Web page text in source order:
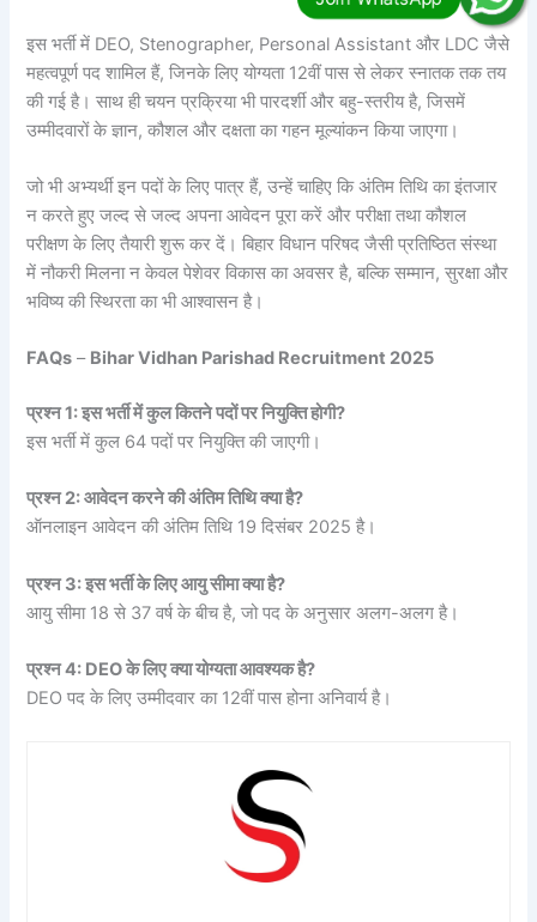
इस भर्ती में DEO, Stenographer, Personal Assistant और LDC जैसे
महत्वपूर्ण पद शामिल हैं, जिनके लिए योग्यता 12वीं पास से लेकर स्नातक तक तय
की गई है। साथ ही चयन प्रक्रिया भी पारदर्शी और बहु-स्तरीय है, जिसमें
उम्मीदवारों के ज्ञान, कौशल और दक्षता का गहन मूल्यांकन किया जाएगा।
जो भी अभ्यर्थी इन पदों के लिए पात्र हैं, उन्हें चाहिए कि अंतिम तिथि का इंतजार
न करते हुए जल्द से जल्द अपना आवेदन पूरा करें और परीक्षा तथा कौशल
परीक्षण के लिए तैयारी शुरू कर दें। बिहार विधान परिषद जैसी प्रतिष्ठित संस्था
में नौकरी मिलना न केवल पेशेवर विकास का अवसर है, बल्कि सम्मान, सुरक्षा और
भविष्य की स्थिरता का भी आश्वासन है।
FAQs – Bihar Vidhan Parishad Recruitment 2025
प्रश्न 1: इस भर्ती में कुल कितने पदों पर नियुक्ति होगी?
इस भर्ती में कुल 64 पदों पर नियुक्ति की जाएगी।
प्रश्न 2: आवेदन करने की अंतिम तिथि क्या है?
ऑनलाइन आवेदन की अंतिम तिथि 19 दिसंबर 2025 है।
प्रश्न 3: इस भर्ती के लिए आयु सीमा क्या है?
आयु सीमा 18 से 37 वर्ष के बीच है, जो पद के अनुसार अलग-अलग है।
प्रश्न 4: DEO के लिए क्या योग्यता आवश्यक है?
DEO पद के लिए उम्मीदवार का 12वीं पास होना अनिवार्य है।